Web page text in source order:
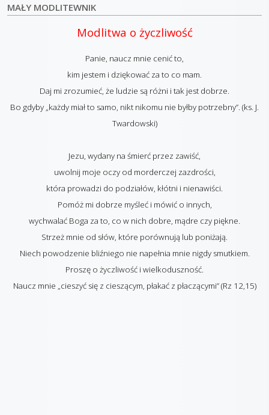
MAŁY MODLITEWNIK
Modlitwa o życzliwość
Panie, naucz mnie cenić to,
kim jestem i dziękować za to co mam.
Daj mi zrozumieć, że ludzie są różni i tak jest dobrze.
Bo gdyby „każdy miał to samo, nikt nikomu nie byłby potrzebny”. (ks. J.
Twardowski)
Jezu, wydany na śmierć przez zawiść,
uwolnij moje oczy od morderczej zazdrości,
która prowadzi do podziałów, kłótni i nienawiści.
Pomóż mi dobrze myśleć i mówić o innych,
wychwalać Boga za to, co w nich dobre, mądre czy piękne.
Strzeż mnie od słów, które porównują lub poniżają.
Niech powodzenie bliźniego nie napełnia mnie nigdy smutkiem.
Proszę o życzliwość i wielkoduszność.
Naucz mnie „cieszyć się z cieszącym, płakać z płaczącymi” (Rz 12,15)